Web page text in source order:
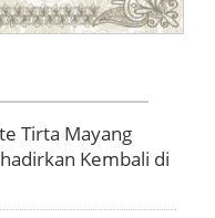
Tirta Mayang
Kembali di